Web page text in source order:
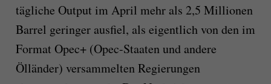
tägliche Output im April mehr als 2,5 Millionen
Barrel geringer ausfiel, als eigentlich von den im
Format Opec+ (Opec-Staaten und andere
Ölländer) versammelten Regierungen